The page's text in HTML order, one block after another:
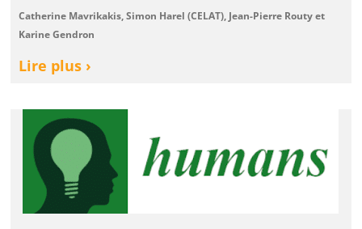
Catherine Mavrikakis, Simon Harel (CELAT), Jean-Pierre Routy et
Karine Gendron
Lire plus ›